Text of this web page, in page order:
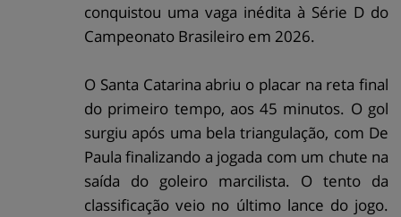
conquistou uma vaga inédita à Série D do
Campeonato Brasileiro em 2026.
O Santa Catarina abriu o placar na reta final
do primeiro tempo, aos 45 minutos. O gol
surgiu após uma bela triangulação, com De
Paula finalizando a jogada com um chute na
saída do goleiro marcilista. O tento da
classificação veio no último lance do jogo.